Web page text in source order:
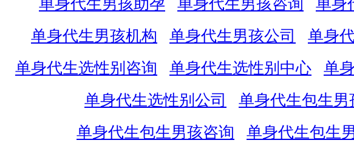
单身代生男孩助孕
单身代生男孩咨询
单身
单身代生男孩机构
单身代生男孩公司
单身
单身代生选性别咨询
单身代生选性别中心
单
单身代生选性别公司
单身代生包生男
单身代生包生男孩咨询
单身代生包生